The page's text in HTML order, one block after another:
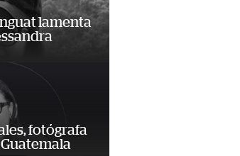
lamenta
fotógrafa